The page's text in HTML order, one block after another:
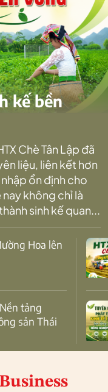
kế bền
Chè Tân Lập đã
liệu, liên kết hơn
ổn định cho
không chỉ là
sinh kế quan...
sản Thái